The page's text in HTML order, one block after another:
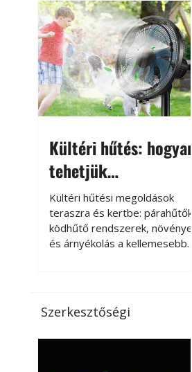
megközelítheti. Ez nemcsak a
beszállást teszi kellemetlenné,
hanem az autó állapotára és a
benne hagyott tárgyakra is
káros hatással lehet. Néhány
egyszerű óvintézkedéssel
azonban jelentősen
csökkenthetjük a hőség káros
Kültéri hűtés: hogyan
tehetjük
kellemesebbé a
teraszt és a kertet?
Kültéri hűtési megoldások
teraszra és kertbe: párahűtők,
ködhűtő rendszerek, növények
és árnyékolás a kellemesebb
jelentőséget kapott, ahogy a
nyári hőhullámok gyakoribbá és
Szerkesztőségi